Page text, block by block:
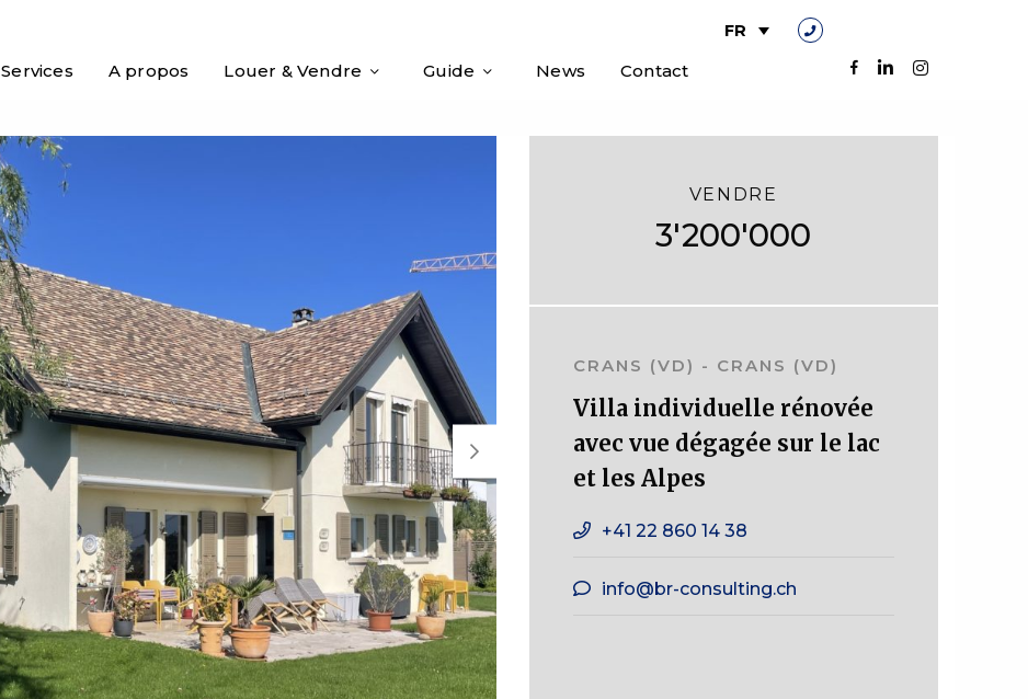
Services A propos Louer & Vendre Guide News Contact
FR
Next Slide
VENDRE
3'200'000
CRANS (VD) - CRANS (VD)
Villa individuelle rénovée
avec vue dégagée sur le lac
et les Alpes
+41 22 860 14 38
info@br-consulting.ch